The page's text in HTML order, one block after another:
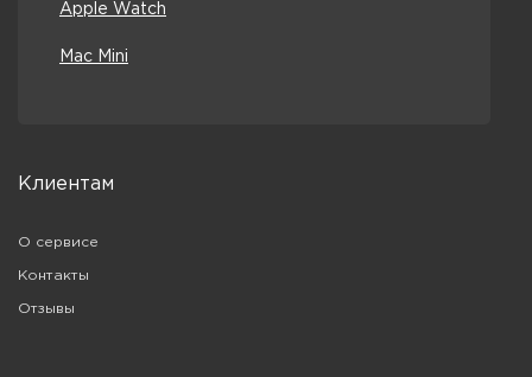
Apple Watch
Mac Mini
Клиентам
О сервисе
Контакты
Отзывы